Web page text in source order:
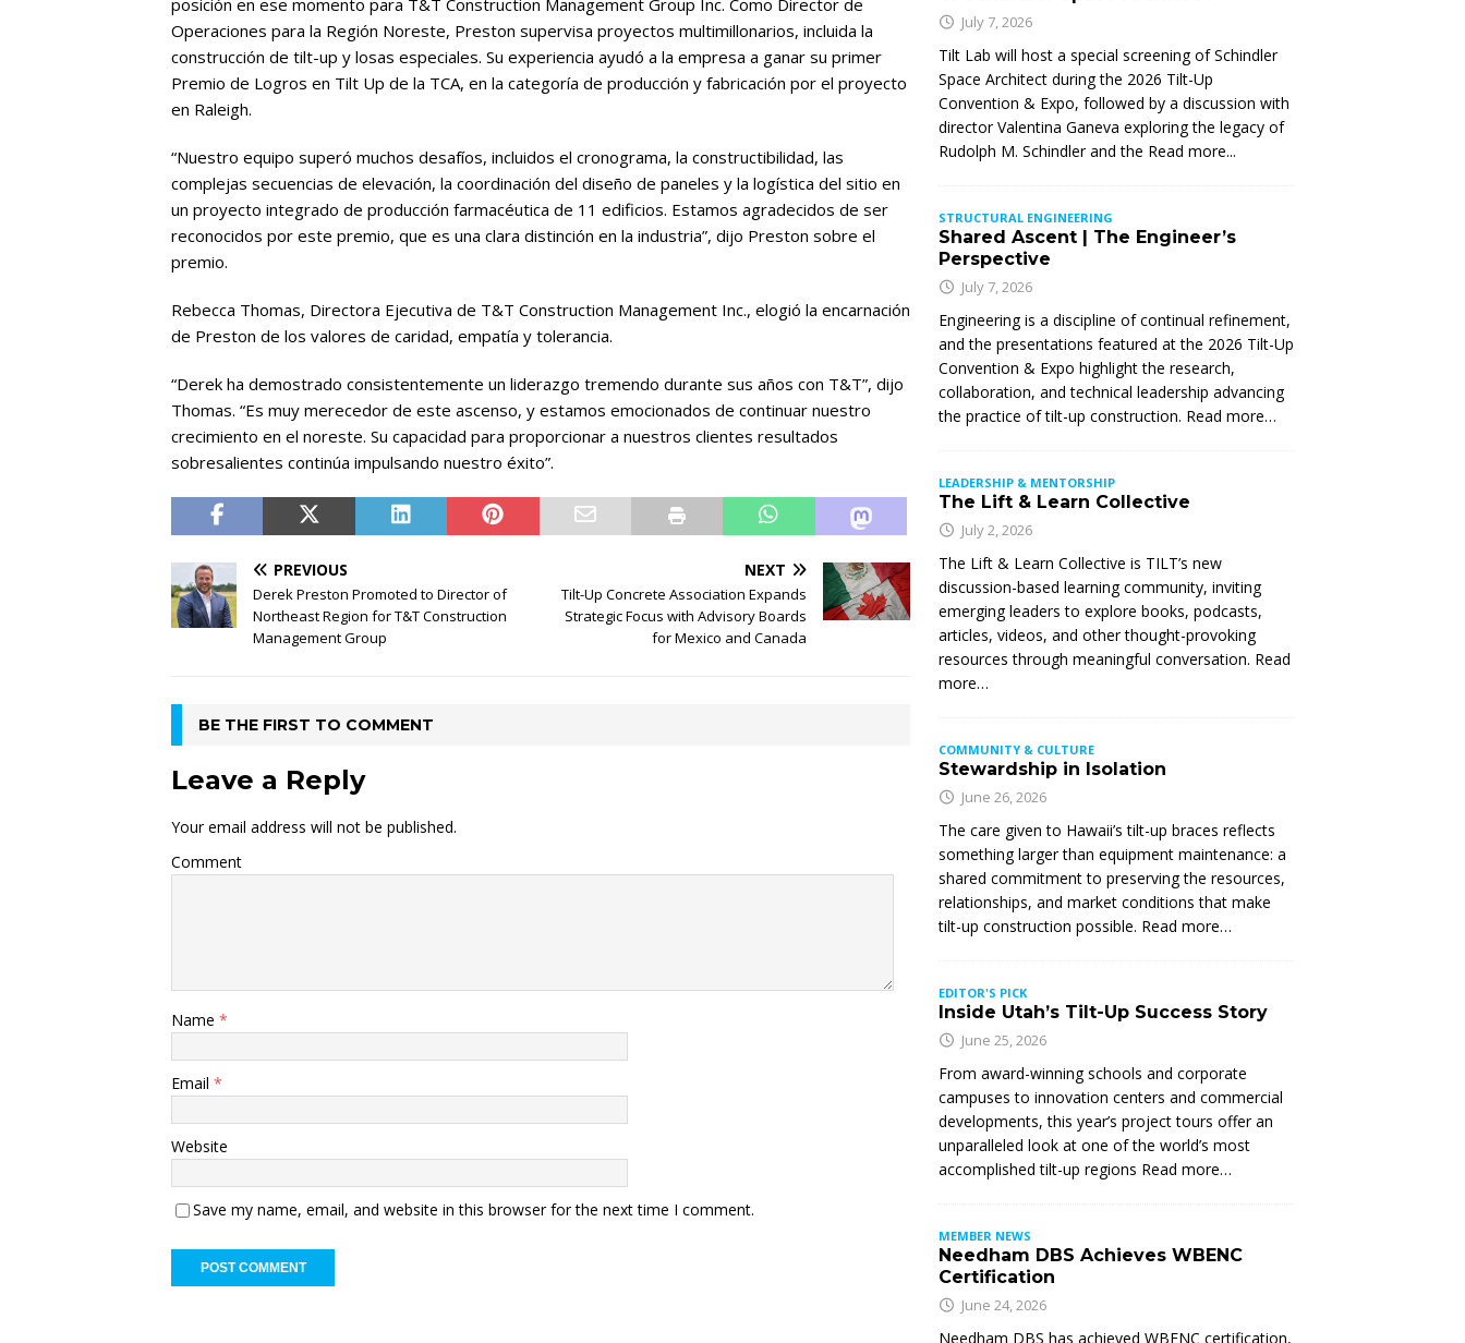
Operaciones para la Región Noreste, Preston supervisa proyectos multimillonarios, incluida la
construcción de tilt-up y losas especiales. Su experiencia ayudó a la empresa a ganar su primer
Premio de Logros en Tilt Up de la TCA, en la categoría de producción y fabricación por el proyecto
en Raleigh.
“Nuestro equipo superó muchos desafíos, incluidos el cronograma, la constructibilidad, las
complejas secuencias de elevación, la coordinación del diseño de paneles y la logística del sitio en
un proyecto integrado de producción farmacéutica de 11 edificios. Estamos agradecidos de ser
reconocidos por este premio, que es una clara distinción en la industria”, dijo Preston sobre el
premio.
Rebecca Thomas, Directora Ejecutiva de T&T Construction Management Inc., elogió la encarnación
de Preston de los valores de caridad, empatía y tolerancia.
“Derek ha demostrado consistentemente un liderazgo tremendo durante sus años con T&T”, dijo
Thomas. “Es muy merecedor de este ascenso, y estamos emocionados de continuar nuestro
crecimiento en el noreste. Su capacidad para proporcionar a nuestros clientes resultados
sobresalientes continúa impulsando nuestro éxito”.
PREVIOUS
Derek Preston Promoted to Director of
Northeast Region for T&T Construction
Management Group
NEXT
Tilt-Up Concrete Association Expands
Strategic Focus with Advisory Boards
for Mexico and Canada
BE THE FIRST TO COMMENT
Leave a Reply
Your email address will not be published.
Comment
Name *
Email *
Website
Save my name, email, and website in this browser for the next time I comment.
July 7, 2026
Tilt Lab will host a special screening of Schindler
Space Architect during the 2026 Tilt-Up
Convention & Expo, followed by a discussion with
director Valentina Ganeva exploring the legacy of
Rudolph M. Schindler and the Read more...
STRUCTURAL ENGINEERING
Shared Ascent | The Engineer’s
Perspective
July 7, 2026
Engineering is a discipline of continual refinement,
and the presentations featured at the 2026 Tilt-Up
Convention & Expo highlight the research,
collaboration, and technical leadership advancing
the practice of tilt-up construction. Read more…
LEADERSHIP & MENTORSHIP
The Lift & Learn Collective
July 2, 2026
The Lift & Learn Collective is TILT’s new
discussion-based learning community, inviting
emerging leaders to explore books, podcasts,
articles, videos, and other thought-provoking
resources through meaningful conversation. Read
more…
COMMUNITY & CULTURE
Stewardship in Isolation
June 26, 2026
The care given to Hawaii’s tilt-up braces reflects
something larger than equipment maintenance: a
shared commitment to preserving the resources,
relationships, and market conditions that make
tilt-up construction possible. Read more…
EDITOR'S PICK
Inside Utah’s Tilt-Up Success Story
June 25, 2026
From award-winning schools and corporate
campuses to innovation centers and commercial
developments, this year’s project tours offer an
unparalleled look at one of the world’s most
accomplished tilt-up regions Read more…
MEMBER NEWS
Needham DBS Achieves WBENC
Certification
June 24, 2026
Needham DBS has achieved WBENC certification,